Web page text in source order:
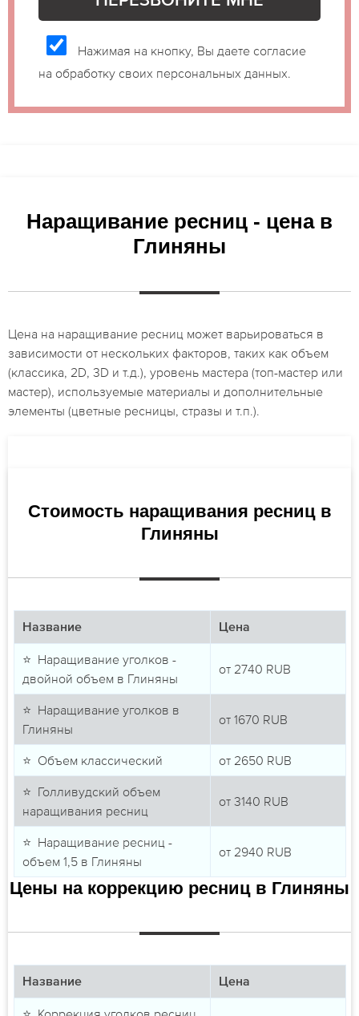
Нажимая на кнопку, Вы даете согласие
на обработку своих персональных данных.
Наращивание ресниц - цена в
Глиняны
Цена на наращивание ресниц может варьироваться в
зависимости от нескольких факторов, таких как объем
(классика, 2D, 3D и т.д.), уровень мастера (топ-мастер или
мастер), используемые материалы и дополнительные
элементы (цветные ресницы, стразы и т.п.).
Стоимость наращивания ресниц в
Глиняны
Название Цена
⭐ Наращивание уголков -
двойной объем в Глиняны
от 2740 RUB
⭐ Наращивание уголков в
Глиняны
от 1670 RUB
⭐ Объем классический от 2650 RUB
⭐ Голливудский объем
наращивания ресниц
от 3140 RUB
⭐ Наращивание ресниц -
объем 1,5 в Глиняны
от 2940 RUB
Цены на коррекцию ресниц в Глиняны
Название Цена